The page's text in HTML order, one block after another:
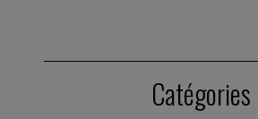
Catégories